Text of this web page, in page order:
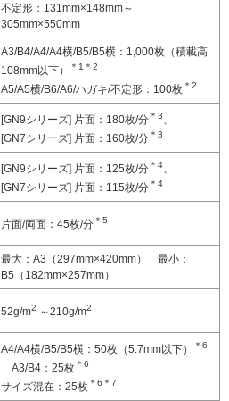
不定形：131mm×148mm～
305mm×550mm
A3/B4/A4/A4横/B5/B5横：1,000枚（積載高
108mm以下）
＊1 ＊2
A5/A5横/B6/A6/ハガキ/不定形：100枚 ＊2
[GN9シリーズ] 片面：180枚/分 ＊3、
[GN7シリーズ] 片面：160枚/分 ＊3
[GN9シリーズ] 片面：125枚/分 ＊4、
[GN7シリーズ] 片面：115枚/分 ＊4
片面/両面：45枚/分 ＊5
最大：A3（297mm×420mm） 最小：
B5（182mm×257mm）
52g/m2 ～210g/m2
A4/A4横/B5/B5横：50枚（5.7mm以下） ＊6
A3/B4：25枚 ＊6
サイズ混在：25枚 ＊6 ＊7